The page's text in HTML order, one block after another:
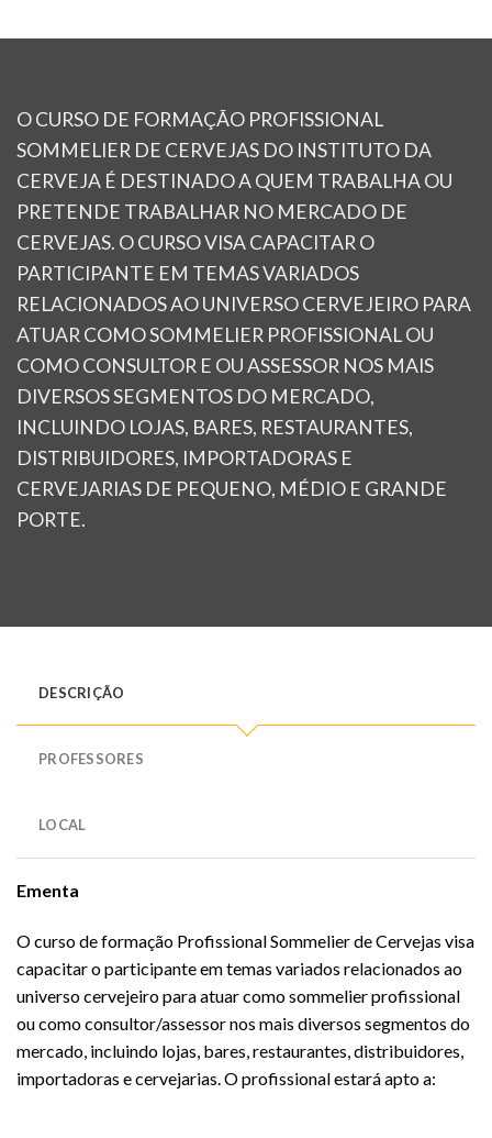
O CURSO DE FORMAÇÃO PROFISSIONAL
SOMMELIER DE CERVEJAS DO INSTITUTO DA
CERVEJA É DESTINADO A QUEM TRABALHA OU
PRETENDE TRABALHAR NO MERCADO DE
CERVEJAS. O CURSO VISA CAPACITAR O
PARTICIPANTE EM TEMAS VARIADOS
RELACIONADOS AO UNIVERSO CERVEJEIRO PARA
ATUAR COMO SOMMELIER PROFISSIONAL OU
COMO CONSULTOR E OU ASSESSOR NOS MAIS
DIVERSOS SEGMENTOS DO MERCADO,
INCLUINDO LOJAS, BARES, RESTAURANTES,
DISTRIBUIDORES, IMPORTADORAS E
CERVEJARIAS DE PEQUENO, MÉDIO E GRANDE
PORTE.
DESCRIÇÃO
PROFESSORES
LOCAL
Ementa
O curso de formação Profissional Sommelier de Cervejas visa
capacitar o participante em temas variados relacionados ao
universo cervejeiro para atuar como sommelier profissional
ou como consultor/assessor nos mais diversos segmentos do
mercado, incluindo lojas, bares, restaurantes, distribuidores,
importadoras e cervejarias. O profissional estará apto a: